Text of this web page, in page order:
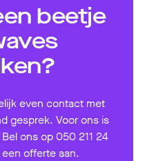
beetje
even contact met
gesprek. Voor ons is
ons op 050 211 24
offerte aan.